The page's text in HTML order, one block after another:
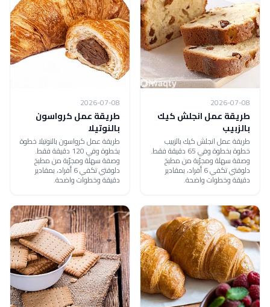
2026-07-08
طريقة عمل انجلش كيك
بالزبيب
طريقة عمل انجلش كيك بالزبيب
خطوة بخطوة وفي 65 دقيقة فقط.
وصفة سهلة ومجرّبة من مطبخ
دلوقتي تكفي 6 أفراد، بمقادير
دقيقة وخطوات واضحة.
2026-07-08
طريقة عمل كرواسون
بالنوتيلا
طريقة عمل كرواسون بالنوتيلا خطوة
بخطوة وفي 120 دقيقة فقط.
وصفة سهلة ومجرّبة من مطبخ
دلوقتي تكفي 6 أفراد، بمقادير
دقيقة وخطوات واضحة.